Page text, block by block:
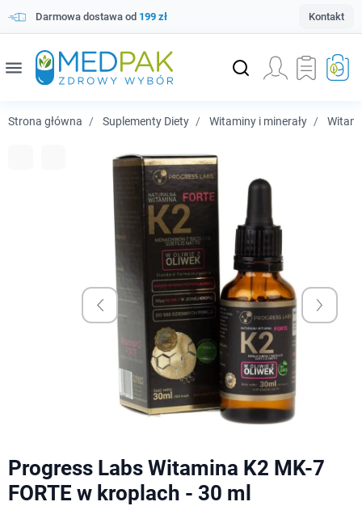
Darmowa dostawa od 199 zł Kontakt
menu
Strona główna Suplementy Diety Witaminy i minerały
Progress Labs Witamina K2 MK-7
FORTE w kroplach - 30 ml